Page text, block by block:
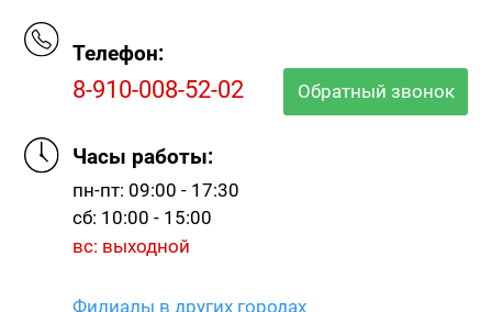
Телефон:
8-910-008-52-02 Обратный звонок
Часы работы:
пн-пт: 09:00 - 17:30
сб: 10:00 - 15:00
вс: выходной
Филиалы в других городах